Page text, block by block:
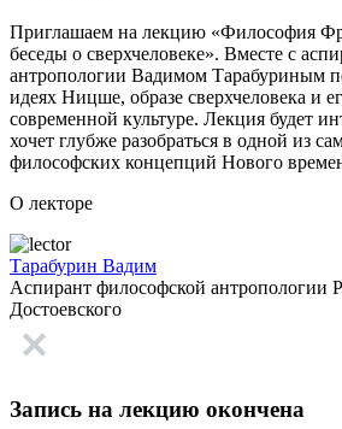
Приглашаем на лекцию «Философия
беседы о сверхчеловеке». Вместе с
антропологии Вадимом Тарабуриным
идеях Ницше, образе сверхчеловека и
современной культуре. Лекция будет
хочет глубже разобраться в одной из
философских концепций Нового
О лекторе
Тарабурин Вадим
Аспирант философской
Достоевского
Запись на лекцию окончена